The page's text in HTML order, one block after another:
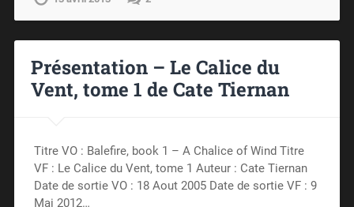
Présentation – Le Calice du
Vent, tome 1 de Cate Tiernan
Titre VO : Balefire, book 1 – A Chalice of Wind Titre
VF : Le Calice du Vent, tome 1 Auteur : Cate Tiernan
Date de sortie VO : 18 Aout 2005 Date de sortie VF : 9
Mai 2012…